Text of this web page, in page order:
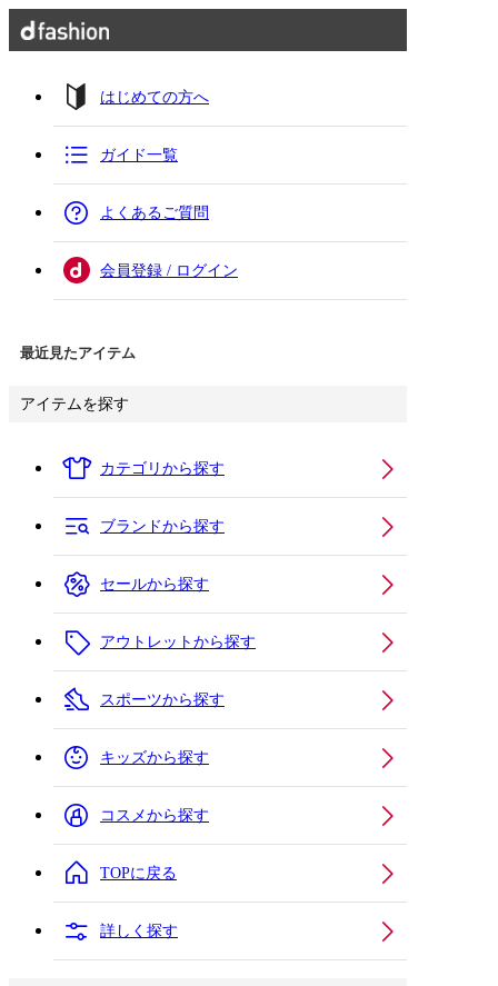
はじめての方へ
ガイド一覧
よくあるご質問
会員登録 / ログイン
最近見たアイテム
アイテムを探す
カテゴリから探す
ブランドから探す
セールから探す
アウトレットから探す
スポーツから探す
キッズから探す
コスメから探す
TOPに戻る
詳しく探す